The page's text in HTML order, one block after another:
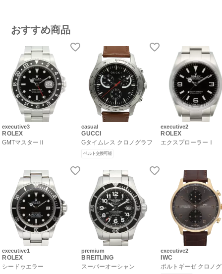
おすすめ商品
executive3
ROLEX
GMTマスターⅡ
executive1
ROLEX
シードゥエラー
casual
GUCCI
Gタイムレス クロノグラフ
ベルト交換可能
premium
BREITLING
スーパーオーシャン
executive2
ROLEX
エクスプローラーⅠ
executive2
IWC
ポルトギーゼ クロノ